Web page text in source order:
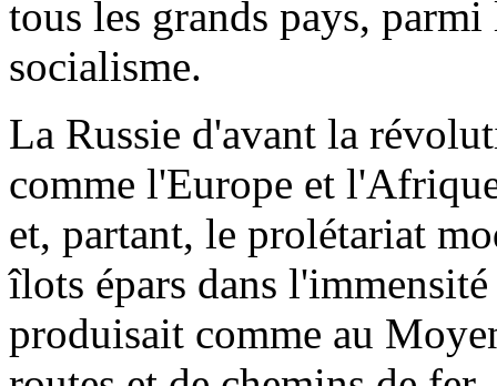
tous les grands pays,
socialisme.
La Russie d'avant la
comme l'Europe et
et, partant, le prolétariat
îlots épars dans
produisait comme au